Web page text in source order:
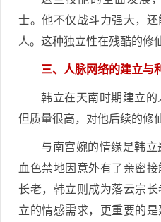
士。他不仅战斗力强大，
人。这种独立性在残酷的修
三、人脉网络的建立与
韩立在天南时期建立的
但质量很高，对他后续的修
与南宫婉的情缘是韩
血色禁地因意外有了亲密
长老，韩立则成为落云宗
立的情感需求，更重要的